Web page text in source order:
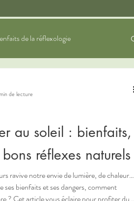
de la réflexologie
au soleil : bienfaits,
réflexes naturels
ravive notre envie de lumière, de chaleur…
ses bienfaits et ses dangers, comment
de lecture